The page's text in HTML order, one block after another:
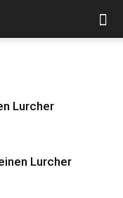
Lurcher
Lurcher